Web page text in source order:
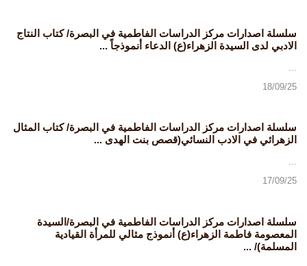
سلسلة اصدارات مركز الدراسات الفاطمية في البصرة/ كتاب النتاج
الادبي لدى السيدة الزهراء(ع) الدعاء أنموذجاً ...
...
18/09/25
سلسلة اصدارات مركز الدراسات الفاطمية في البصرة/ كتاب المثال
الزهرائي في الادب النسائي(قصص بنت الهدى ...
...
17/09/25
سلسلة اصدارات مركز الدراسات الفاطمية في البصرة/السيدة
المعصومة فاطمة الزهراء(ع) أنموذج مثالي للمرأة القيادية
المسلمة)/ ...